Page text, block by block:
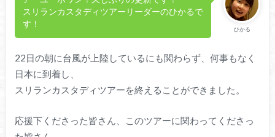
ひかる
スリランカスタディツアーリーダーのひかるで
す！
22日の朝に台風が上陸しているにも関わらず、何事もなく
日本に到着し、
スリランカスタディツアーを終えることができました。
応援下くださった皆さん、このツアーに関わってくださっ